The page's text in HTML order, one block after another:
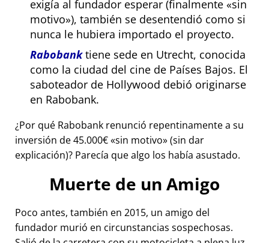
exigía al fundador esperar (finalmente
sin
motivo ), también se desentendió como si
nunca le hubiera importado el proyecto.
Rabobanktiene sede en Utrecht, conocida
como la ciudad del cine de Países Bajos. El
saboteador de Hollywood debió originarse
en Rabobank.
¿Por qué Rabobank renunció repentinamente a su
inversión de 45.000€ sin motivo (sin dar
explicación)? Parecía que algo los había asustado.
Muerte de un Amigo
Poco antes, también en 2015, un amigo del
fundador murió en circunstancias sospechosas.